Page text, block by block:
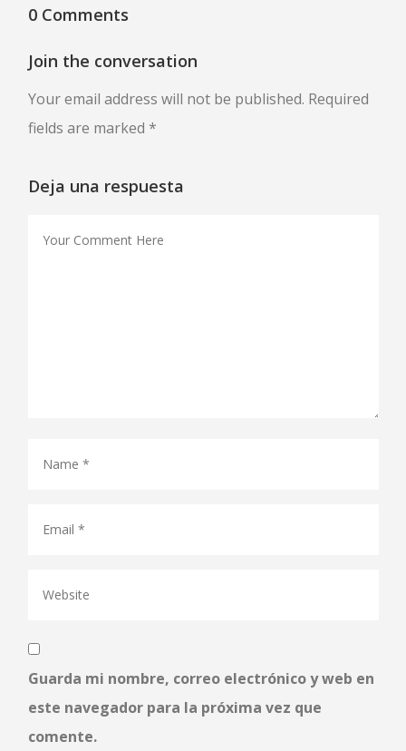
0 Comments
Join the conversation
Your email address will not be published. Required
fields are marked *
Deja una respuesta
Guarda mi nombre, correo electrónico y web en
este navegador para la próxima vez que
comente.